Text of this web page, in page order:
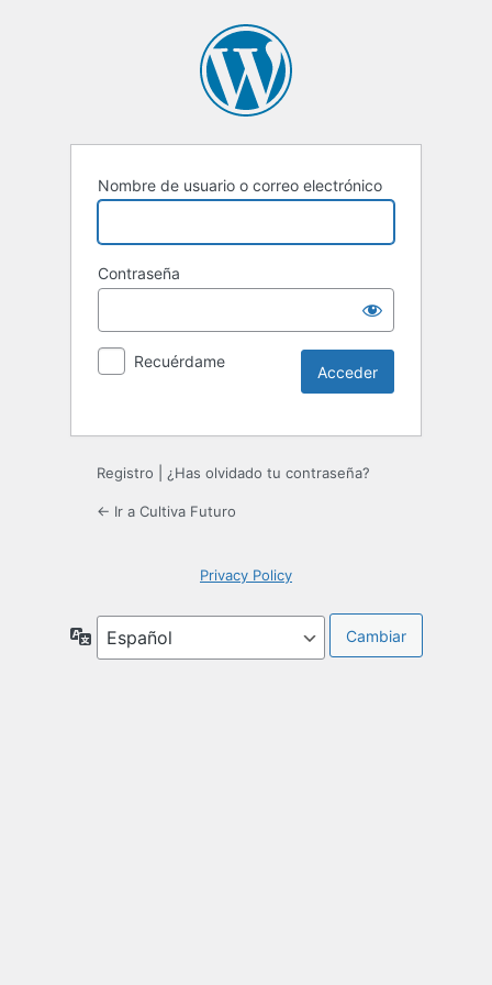
Nombre de usuario o correo electrónico
Contraseña
Recuérdame
Registro ¿Has olvidado tu contraseña?
← Ir a Cultiva Futuro
Privacy Policy
Idioma